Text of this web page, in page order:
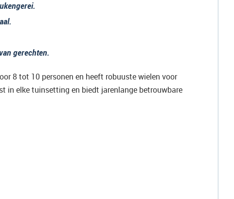
gerechten.
8 tot 10 personen en heeft robuuste wielen voor
in elke tuinsetting en biedt jarenlange betrouwbare